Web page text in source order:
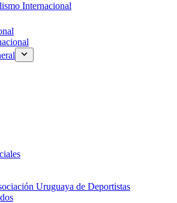
Internacional
Uruguaya de Deportistas